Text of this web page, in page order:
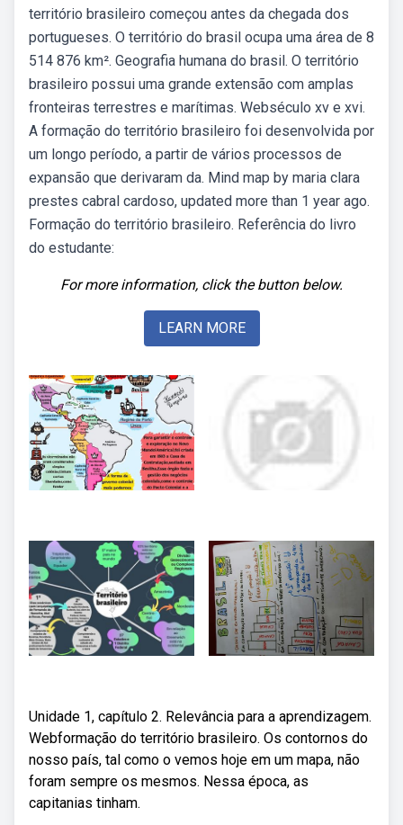
território brasileiro começou antes da chegada dos
portugueses. O território do brasil ocupa uma área de 8
514 876 km². Geografia humana do brasil. O território
brasileiro possui uma grande extensão com amplas
fronteiras terrestres e marítimas. Webséculo xv e xvi.
A formação do território brasileiro foi desenvolvida por
um longo período, a partir de vários processos de
expansão que derivaram da. Mind map by maria clara
prestes cabral cardoso, updated more than 1 year ago.
Formação do território brasileiro. Referência do livro
do estudante:
For more information, click the button below.
LEARN MORE
Unidade 1, capítulo 2. Relevância para a aprendizagem.
Webformação do território brasileiro. Os contornos do
nosso país, tal como o vemos hoje em um mapa, não
foram sempre os mesmos. Nessa época, as
capitanias tinham.